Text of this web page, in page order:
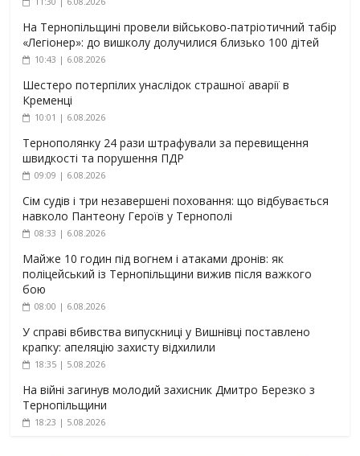
На Тернопільщині провели військово-патріотичний табір
«Легіонер»: до вишколу долучилися близько 100 дітей
10:43 | 6.08.2026
Шестеро потерпілих унаслідок страшної аварії в
Кременці
10:01 | 6.08.2026
Тернополянку 24 рази штрафували за перевищення
швидкості та порушення ПДР
09:09 | 6.08.2026
Сім судів і три незавершені поховання: що відбувається
навколо Пантеону Героїв у Тернополі
08:33 | 6.08.2026
Майже 10 годин під вогнем і атаками дронів: як
поліцейський із Тернопільщини вижив після важкого
бою
08:00 | 6.08.2026
У справі вбивства випускниці у Вишнівці поставлено
крапку: апеляцію захисту відхилили
18:35 | 5.08.2026
На війні загинув молодий захисник Дмитро Березко з
Тернопільщини
18:23 | 5.08.2026